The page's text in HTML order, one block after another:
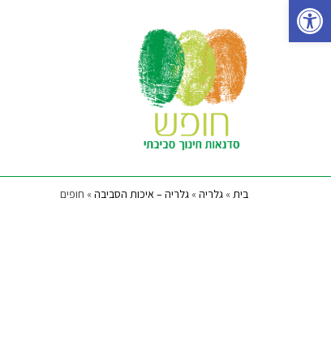
פתח סרגל נגישותSkip
to
content
בית» גלריה» גלריה – איכות הסביבה» חופים